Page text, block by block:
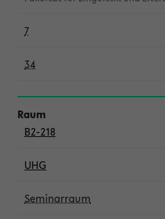
7
34
B2-218
UHG
Seminarraum